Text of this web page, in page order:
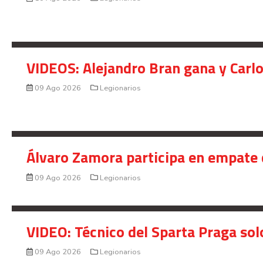
VIDEOS: Alejandro Bran gana y
09 Ago 2026 Legionarios
Álvaro Zamora participa en
09 Ago 2026 Legionarios
VIDEO: Técnico del Sparta Praga
09 Ago 2026 Legionarios